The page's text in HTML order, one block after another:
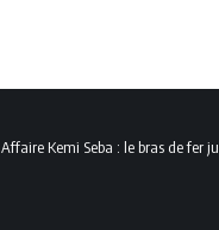
Affaire Kemi Seba : le bras de fer